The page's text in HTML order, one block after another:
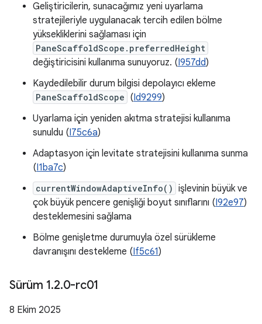
Geliştiricilerin, sunacağımız yeni uyarlama
stratejileriyle uygulanacak tercih edilen bölme
yüksekliklerini sağlaması için
PaneScaffoldScope.preferredHeight
değiştiricisini kullanıma sunuyoruz. (I957dd)
Kaydedilebilir durum bilgisi depolayıcı ekleme
PaneScaffoldScope (Id9299)
Uyarlama için yeniden akıtma stratejisi kullanıma
sunuldu (I75c6a)
Adaptasyon için levitate stratejisini kullanıma sunma
(I1ba7c)
currentWindowAdaptiveInfo() işlevinin büyük ve
çok büyük pencere genişliği boyut sınıflarını (I92e97)
desteklemesini sağlama
Bölme genişletme durumuyla özel sürükleme
davranışını destekleme (If5c61)
Sürüm 1.2.0-rc01
8 Ekim 2025